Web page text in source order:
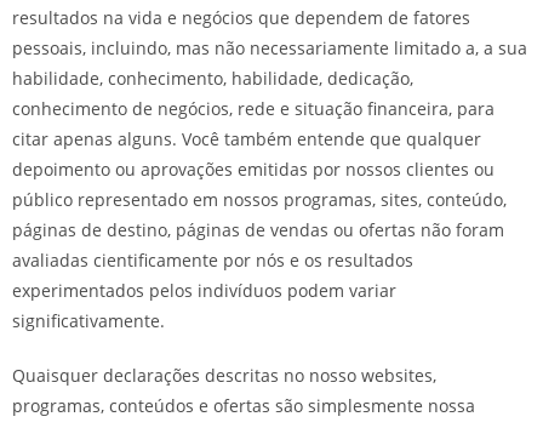
resultados na vida e negócios que dependem de fatores
pessoais, incluindo, mas não necessariamente limitado a, a sua
habilidade, conhecimento, habilidade, dedicação,
conhecimento de negócios, rede e situação financeira, para
citar apenas alguns. Você também entende que qualquer
depoimento ou aprovações emitidas por nossos clientes ou
público representado em nossos programas, sites, conteúdo,
páginas de destino, páginas de vendas ou ofertas não foram
avaliadas cientificamente por nós e os resultados
experimentados pelos indivíduos podem variar
significativamente.
Quaisquer declarações descritas no nosso websites,
programas, conteúdos e ofertas são simplesmente nossa